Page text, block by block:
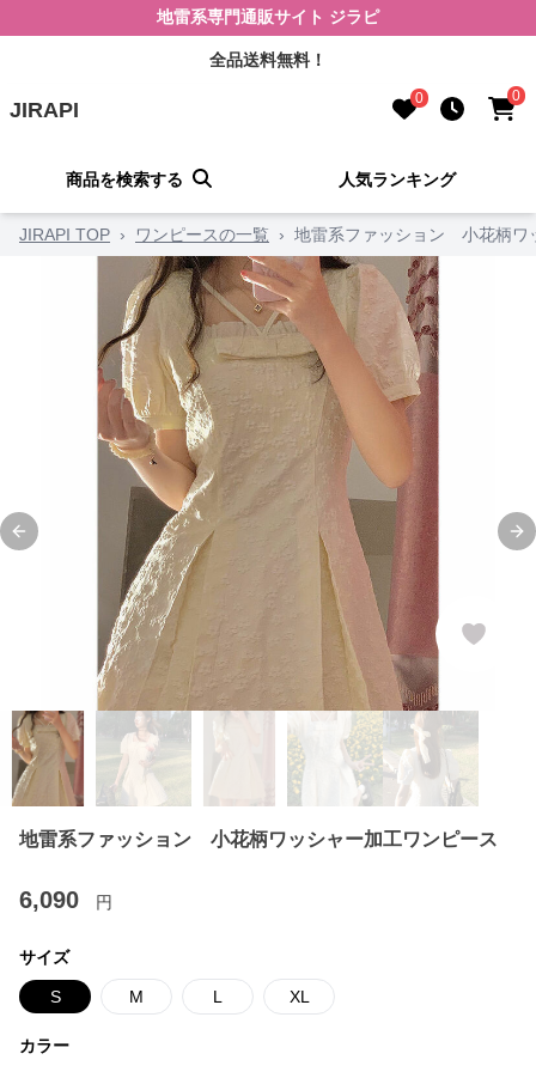
地雷系専門通販サイト ジラピ
全品送料無料！
JIRAPI 0 0
商品を検索する 人気ランキング
JIRAPI TOP › ワンピースの一覧 › 地雷系ファッション 小花柄ワ
Previous slide
地雷系ファッション 小花柄ワッシャー加工ワンピース
6,090 円
サイズ
S M L XL
カラー